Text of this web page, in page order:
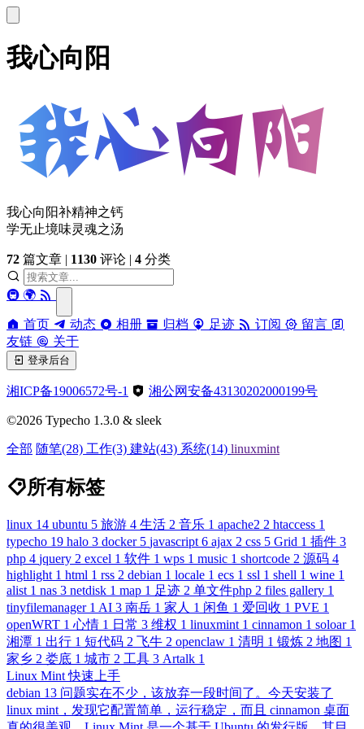
我心向阳
我心向阳补精神之钙
学无止境味灵魂之汤
72 篇文章 | 1130 评论 | 4 分类
🚇 🌍
首页 动态 相册 归档 足迹 订阅
留言
友链
关于
登录后台
湘ICP备19006572号-1 湘公网安备43130202000199号
©2026 Typecho 1.3.0 & sleek
全部 随笔(28) 工作(3) 建站(43) 系统(14) linuxmint
所有标签
linux 14 ubuntu 5 旅游 4 生活 2 音乐 1 apache2 2 htaccess 1
typecho 19 halo 3 docker 5 javascript 6 ajax 2 css 5 Grid 1 插件 3
php 4 jquery 2 excel 1 软件 1 wps 1 music 1 shortcode 2 源码 4
highlight 1 html 1 rss 2 debian 1 locale 1 ecs 1 ssl 1 shell 1 wine 1
alist 1 nas 3 netdisk 1 map 1 足迹 2 单文件php 2 files gallery 1
tinyfilemanager 1 AI 3 南岳 1 家人 1 闲鱼 1 爱回收 1 PVE 1
openWRT 1 心情 1 日常 3 维权 1 linuxmint 1 cinnamon 1 soloar 1
湘潭 1 出行 1 短代码 2 飞牛 2 openclaw 1 清明 1 锻炼 2 地图 1
家乡 2 娄底 1 城市 2 工具 3 Artalk 1
Linux Mint 快速上手
debian 13 问题实在不少，该放弃一段时间了。今天安装了
linux mint，发现它配置简单，运行稳定，而且 cinnamon 桌面